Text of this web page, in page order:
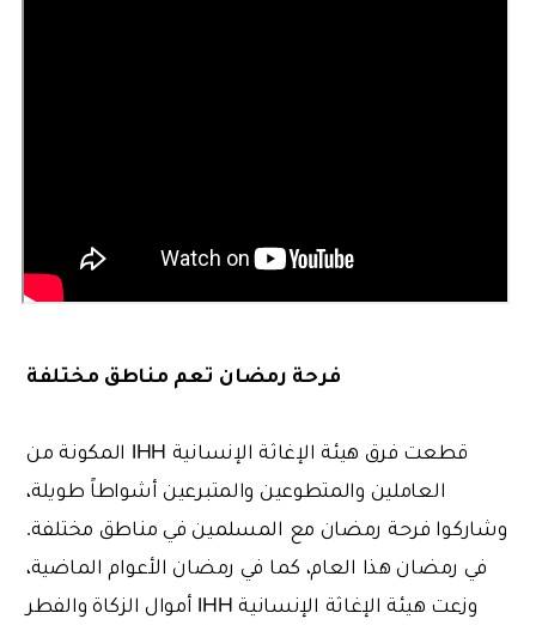
فرحة رمضان تعم مناطق مختلفة
قطعت فرق هيئة الإغاثة الإنسانية IHH المكونة من
العاملين والمتطوعين والمتبرعين أشواطاً طويلة،
وشاركوا فرحة رمضان مع المسلمين في مناطق مختلفة.
في رمضان هذا العام، كما في رمضان الأعوام الماضية،
وزعت هيئة الإغاثة الإنسانية IHH أموال الزكاة والفطر